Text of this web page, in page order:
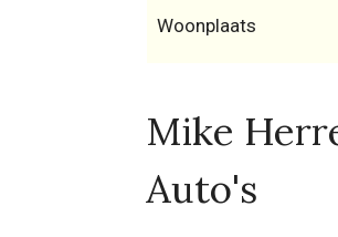
Woonplaats
Mike
Auto's